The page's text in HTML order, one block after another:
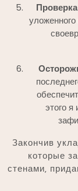
Проверка
этого
Закончив
которые
стенами‚